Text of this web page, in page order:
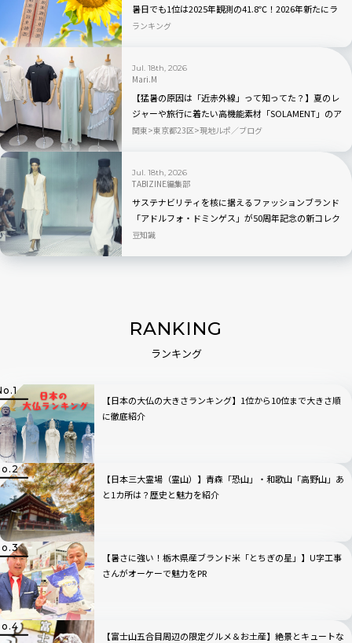
暑日でも1位は2025年観測の41.8℃！2026年新たにラ
ンクインしたのはどこ？
ランキング
Jul. 18th, 2026
Mari.M
【猛暑の原因は「近赤外線」って知ってた？】夏のレ
ジャーや旅行に着たい高機能素材「SOLAMENT」のア
パレルが続々登場
関東 東京都23区 現地ルポ／ブログ
Jul. 18th, 2026
TABIZINE編集部
サステナビリティを核に据えるファッションブランド
「アドルフォ・ドミンゲス」が50周年記念の新コレク
ション「EL NÚMERO」を発表
豆知識
RANKING
ランキング
【日本の大仏の大きさランキング】1位から10位まで大きさ順
に徹底紹介
【日本三大霊場（霊山）】青森「恐山」・和歌山「高野山」あ
と1カ所は？歴史と魅力を紹介
【暑さに強い！栃木県産ブランド米「とちぎの星」】U字工事
さんがオーケーで魅力をPR
【富士山五合目周辺の限定グルメ＆お土産】絶景とキュートな